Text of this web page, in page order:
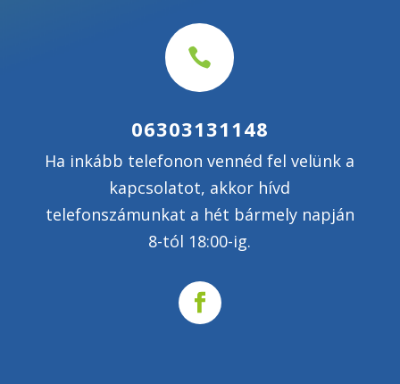

06303131148
Ha inkább telefonon vennéd fel velünk a
kapcsolatot, akkor hívd
telefonszámunkat a hét bármely napján
8-tól 18:00-ig.